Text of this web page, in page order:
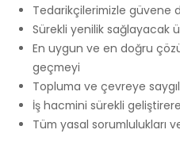
Tedarikçilerimizle güvene
Sürekli yenilik sağlayacak
En uygun ve en doğru
geçmeyi
Topluma ve çevreye
İş hacmini sürekli
Tüm yasal sorumlulukları